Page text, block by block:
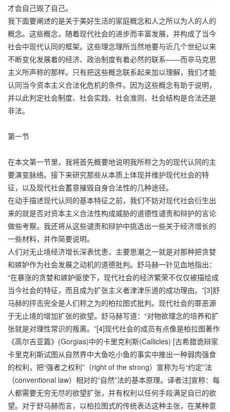
才会自己毁了自己。
我下面要阐述的是关于美好生活的家庭概念和人之所以为人的人的
概念。这些概念，随着现代社会的进步而丰富发展，并构成了当今
社会中现代认同的框架。这些理念理所当然地要与近几个世纪以来
不断变化发展着的经济、政治制度有着必然的联系——而非马克思
主义所声称的那样。只有把这些概念联系起来加以理解，我们才能
认同当今资本主义合法化危机的条件。因为这些概念有助于说明，
并以此判定社会制度、社会实践、社会准则、社会结构是合法还是
非法。
第一节
在本文第一节里，我将首先概要地说明我所称之为的现代认同的主
要演变脉络。接下来研究那些从本质上体现并维护现代社会的特
征，以及现代社会蓄意摧毁自身合法性的几种途径。
在动手描述现代认同的基本特征之前，我们不妨对现代社会衍生出
来的就是否对资本主义合法性构成威胁的道德性谴责和辩护的言论
做些考察。我还将从这些谴责和辩护中挑选出一些关于经济增长的
一些材料，并作简要说明。
人们对无止境经济增长深表忧患，主要思潮之一就是对那种把贪婪
和嫉妒作为社会发展之动机的道德批判。舒马赫一针见血地指出：
“在暴涨的贪婪和嫉妒驱使下，现代社会的经济繁荣不仅仅被描绘成
当今社会的特征，而且成为扩张主义者津津乐道的成功理由。”[3]舒
马赫的抨击完全是人们称之为的柏拉图式批判。现代社会的罪恶源
于无止境的增加扩张的欲望。舒马赫写道：“对物欲理念的培养和扩
张就是对理性常识的叛离。”[4]现代社会的成员有点像是柏拉图著作
《高尔吉亚篇》(Gorgias)中的卡里克利斯(Callicles) [古希腊诡辩家
卡里克利斯试图从自然界中大鱼吃小鱼的事实中推出一种弱肉强食
的权利，把“强者之权利”（right of the strong）宣称为与“约定”法
（conventional law）相对的“自然”法的基本原理。译者注]宣称：每
人都需要无穷无尽的欲望扩张，并有权利以任何手段满足自已的欲
望。对于舒马赫而言，以柏拉图式的传统表达这种主张，在某种意